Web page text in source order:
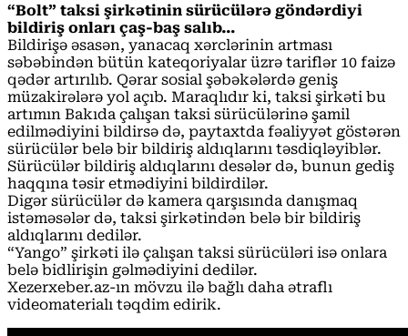
“Bolt” taksi şirkətinin sürücülərə göndərdiyi
bildiriş onları çaş-baş salıb…
Bildirişə əsasən, yanacaq xərclərinin artması
səbəbindən bütün kateqoriyalar üzrə tariflər 10 faizə
qədər artırılıb. Qərar sosial şəbəkələrdə geniş
müzakirələrə yol açıb. Maraqlıdır ki, taksi şirkəti bu
artımın Bakıda çalışan taksi sürücülərinə şamil
edilmədiyini bildirsə də, paytaxtda fəaliyyət göstərən
sürücülər belə bir bildiriş aldıqlarını təsdiqləyiblər.
Sürücülər bildiriş aldıqlarını desələr də, bunun gediş
haqqına təsir etmədiyini bildirdilər.
Digər sürücülər də kamera qarşısında danışmaq
istəməsələr də, taksi şirkətindən belə bir bildiriş
aldıqlarını dedilər.
“Yango” şirkəti ilə çalışan taksi sürücüləri isə onlara
belə bidlirişin gəlmədiyini dedilər.
Xezerxeber.az-ın mövzu ilə bağlı daha ətraflı
videomaterialı təqdim edirik.